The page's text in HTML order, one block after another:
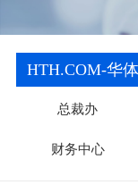
HTH.COM-华
总裁办
财务中心